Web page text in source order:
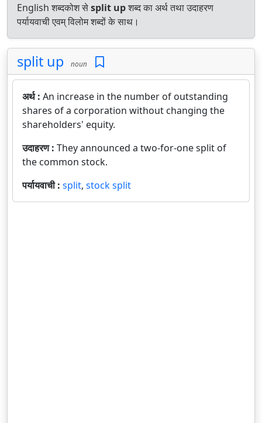
English शब्दकोश सेsplit upशब्द का अर्थ तथा उदाहरण
पर्यायवाची एवम् विलोम शब्दों के साथ।
split up noun
अर्थ : An increase in the number of outstanding
shares of a corporation without changing the
shareholders' equity.
उदाहरण : They announced a two-for-one split of
the common stock.
पर्यायवाची : split, stock split